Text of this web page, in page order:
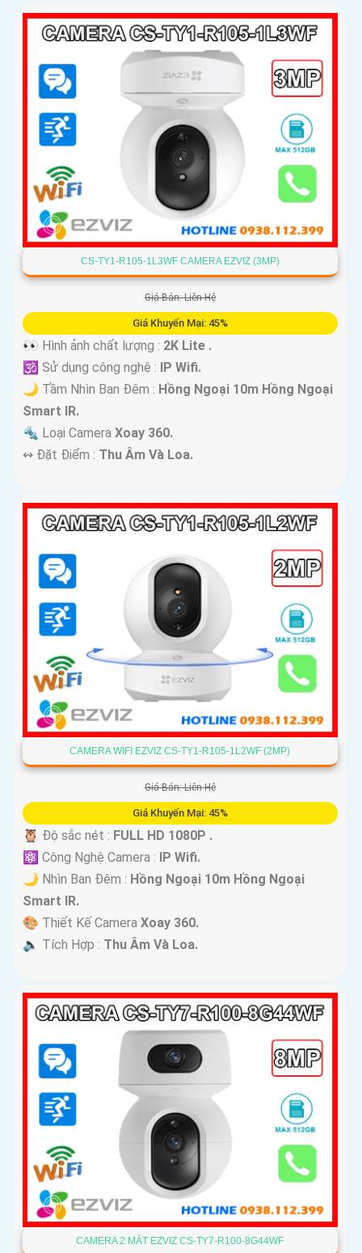
CS-TY1-R105-1L3WF CAMERA EZVIZ (3MP)
Giá Bán: Liên Hệ
Giá Khuyến Mại: 45%
️
👀 Hình ảnh chất lượng : 2K Lite .
🕉️ Sử dụng công nghệ : IP Wifi.
🌙 Tầm Nhìn Ban Đêm : Hồng Ngoại 10m Hồng Ngoại
Smart IR.
🔩 Loại Camera Xoay 360.
️↭ Đặt Điểm : Thu Âm Và Loa.
CAMERA WIFI EZVIZ CS-TY1-R105-1L2WF (2MP)
Giá Bán: Liên Hệ
Giá Khuyến Mại: 45%
🦉 Độ sắc nét : FULL HD 1080P .
⚛️ Công Nghệ Camera : IP Wifi.
🌙 Nhìn Ban Đêm : Hồng Ngoại 10m Hồng Ngoại
Smart IR.
🎨 Thiết Kế Camera Xoay 360.
️🔈 Tích Hợp : Thu Âm Và Loa.
CAMERA 2 MẮT EZVIZ CS-TY7-R100-8G44WF